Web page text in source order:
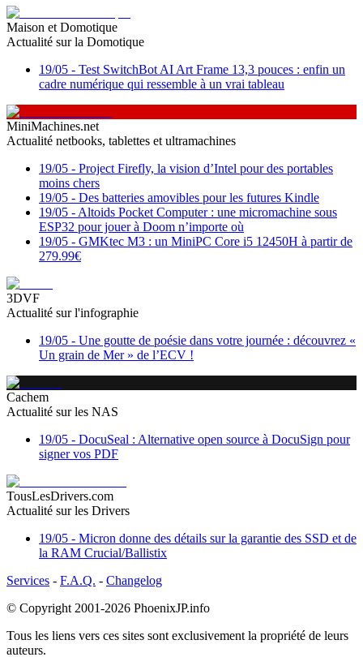
Maison et Domotique
Actualité sur la Domotique
19/05 - Test SwitchBot AI Art Frame 13,3 pouces : enfin un
cadre numérique qui ressemble à un vrai tableau
MiniMachines.net
Actualité netbooks, tablettes et ultramachines
19/05 - Project Firefly, la vision d’Intel pour des portables
moins chers
19/05 - Des batteries amovibles pour les futures Kindle
19/05 - Altoids Pocket Computer : une micromachine sous
ESP32 pour jouer à Doom n’importe où
19/05 - GMKtec M3 : un MiniPC Core i5 12450H à partir de
279.99€
3DVF
Actualité sur l'infographie
19/05 - Une goutte de poésie dans votre journée : découvrez «
Un grain de Mer » de l’ECV !
Cachem
Actualité sur les NAS
19/05 - DocuSeal : Alternative open source à DocuSign pour
signer vos PDF
TousLesDrivers.com
Actualité sur les Drivers
19/05 - Micron donne des détails sur la garantie des SSD et de
la RAM Crucial/Ballistix
Services - F.A.Q. - Changelog
© Copyright 2001-2026 PhoenixJP.info
Tous les liens vers ces sites sont exclusivement la propriété de leurs
auteurs.